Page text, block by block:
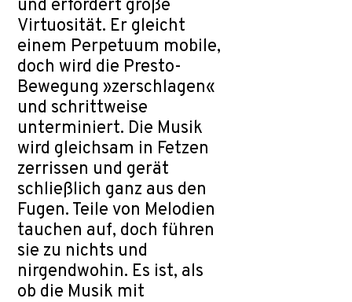
und erfordert große
Virtuosität. Er gleicht
einem Perpetuum mobile,
doch wird die Presto-
Bewegung »zerschlagen«
und schrittweise
unterminiert. Die Musik
wird gleichsam in Fetzen
zerrissen und gerät
schließlich ganz aus den
Fugen. Teile von Melodien
tauchen auf, doch führen
sie zu nichts und
nirgendwohin. Es ist, als
ob die Musik mit